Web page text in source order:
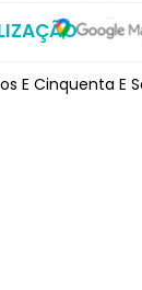
E Cinquenta E